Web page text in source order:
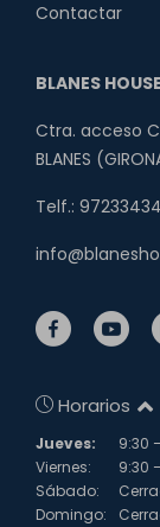
Contactar
BLANES HOUSE
Ctra. acceso
BLANES
Telf.:
Horarios
Jueves:
9:30
Viernes:
9:30
Sábado:
Domingo: